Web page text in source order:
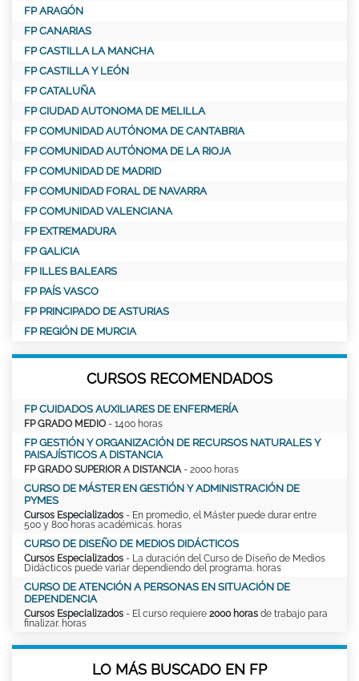
FP ARAGÓN
FP CANARIAS
FP CASTILLA LA MANCHA
FP CASTILLA Y LEÓN
FP CATALUÑA
FP CIUDAD AUTONOMA DE MELILLA
FP COMUNIDAD AUTÓNOMA DE CANTABRIA
FP COMUNIDAD AUTÓNOMA DE LA RIOJA
FP COMUNIDAD DE MADRID
FP COMUNIDAD FORAL DE NAVARRA
FP COMUNIDAD VALENCIANA
FP EXTREMADURA
FP GALICIA
FP ILLES BALEARS
FP PAÍS VASCO
FP PRINCIPADO DE ASTURIAS
FP REGIÓN DE MURCIA
CURSOS RECOMENDADOS
FP CUIDADOS AUXILIARES DE ENFERMERÍA
FP GRADO MEDIO - 1400 horas
FP GESTIÓN Y ORGANIZACIÓN DE RECURSOS NATURALES Y
PAISAJÍSTICOS A DISTANCIA
FP GRADO SUPERIOR A DISTANCIA - 2000 horas
CURSO DE MÁSTER EN GESTIÓN Y ADMINISTRACIÓN DE
PYMES
Cursos Especializados - En promedio, el Máster puede durar entre
500 y 800 horas académicas. horas
CURSO DE DISEÑO DE MEDIOS DIDÁCTICOS
Cursos Especializados - La duración del Curso de Diseño de Medios
Didácticos puede variar dependiendo del programa. horas
CURSO DE ATENCIÓN A PERSONAS EN SITUACIÓN DE
DEPENDENCIA
Cursos Especializados - El curso requiere 2000 horas de trabajo para
finalizar. horas
LO MÁS BUSCADO EN FP